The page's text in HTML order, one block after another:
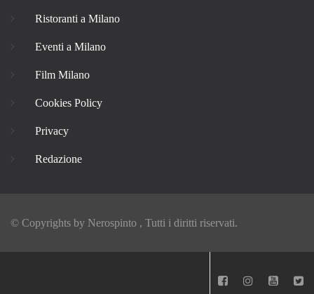
Ristoranti a Milano
Eventi a Milano
Film Milano
Cookies Policy
Privacy
Redazione
© Copyrights by Nerospinto , Tutti i diritti riservati.